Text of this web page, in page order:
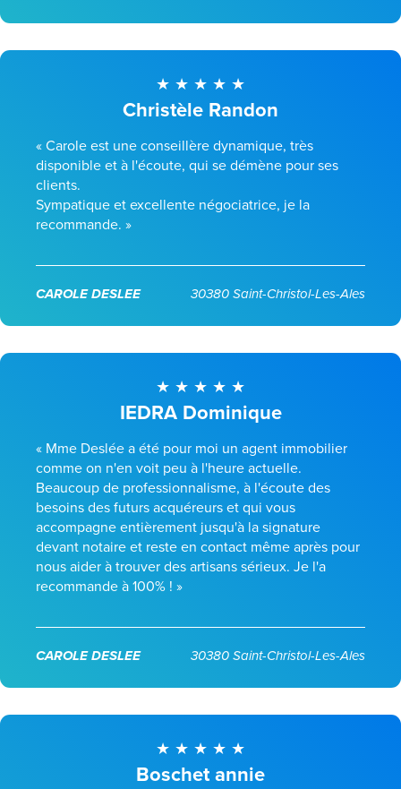
Christèle Randon
« Carole est une conseillère dynamique, très
disponible et à l'écoute, qui se démène pour ses
clients.
Sympatique et excellente négociatrice, je la
recommande. »
CAROLE DESLEE 30380 Saint-Christol-Les-Ales
IEDRA Dominique
« Mme Deslée a été pour moi un agent immobilier
comme on n'en voit peu à l'heure actuelle.
Beaucoup de professionnalisme, à l'écoute des
besoins des futurs acquéreurs et qui vous
accompagne entièrement jusqu'à la signature
devant notaire et reste en contact même après pour
nous aider à trouver des artisans sérieux. Je l'a
recommande à 100% ! »
CAROLE DESLEE 30380 Saint-Christol-Les-Ales
Boschet annie